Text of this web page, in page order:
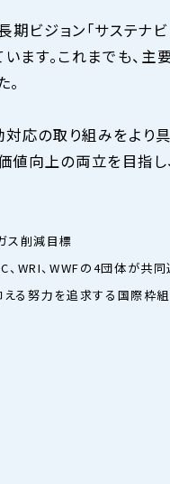
ビジョン「サステナビ
います。これまでも
応の取り組みをより
向上の両立を目指
削減目標
、WWFの4団体が共同
る努力を追求する国際枠